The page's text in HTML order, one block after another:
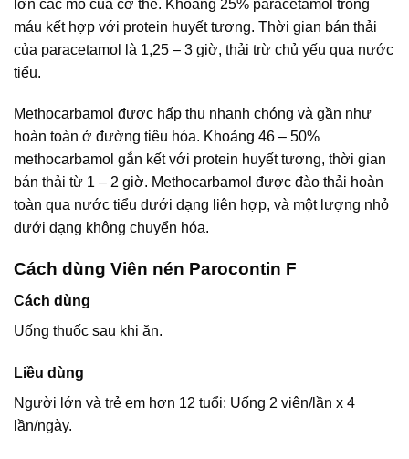
lớn các mô của cơ thể. Khoảng 25% paracetamol trong
máu kết hợp với protein huyết tương. Thời gian bán thải
của paracetamol là 1,25 – 3 giờ, thải trừ chủ yếu qua nước
tiểu.
Methocarbamol được hấp thu nhanh chóng và gần như
hoàn toàn ở đường tiêu hóa. Khoảng 46 – 50%
methocarbamol gắn kết với protein huyết tương, thời gian
bán thải từ 1 – 2 giờ. Methocarbamol được đào thải hoàn
toàn qua nước tiểu dưới dạng liên hợp, và một lượng nhỏ
dưới dạng không chuyển hóa.
Cách dùng Viên nén Parocontin F
Cách dùng
Uống thuốc sau khi ăn.
Liều dùng
Người lớn và trẻ em hơn 12 tuổi: Uống 2 viên/lần x 4
lần/ngày.